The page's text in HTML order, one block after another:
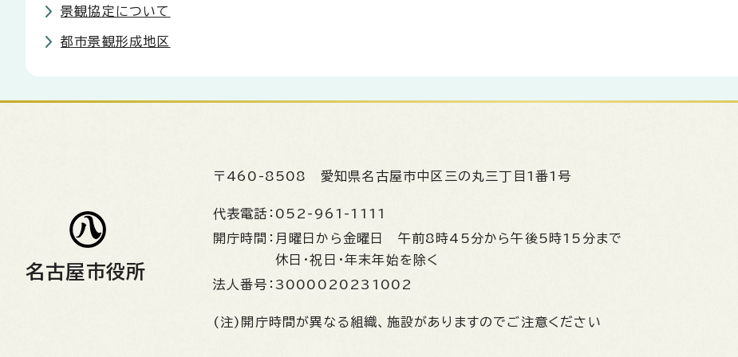
景観協定について
都市景観形成地区
名古屋市役所
〒460-8508 愛知県名古屋市中区三の丸三丁目1番1号
代表電話： 052-961-1111
開庁時間： 月曜日から金曜日 午前8時45分から午後5時15分まで
休日・祝日・年末年始を除く
法人番号： 3000020231002
(注)開庁時間が異なる組織、施設がありますのでご注意ください